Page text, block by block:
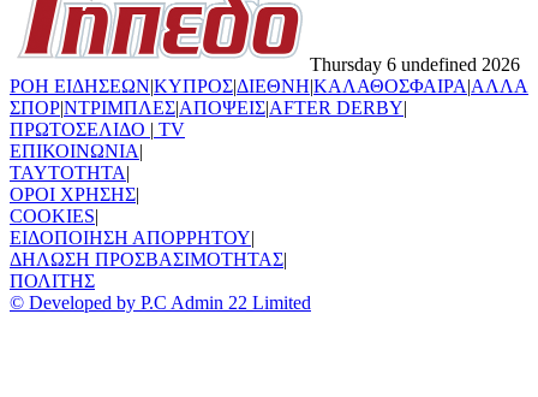
Thursday 6 undefined 2026
ΡΟΗ ΕΙΔΗΣΕΩΝ|ΚΥΠΡΟΣ|ΔΙΕΘΝΗ|ΚΑΛΑΘΟΣΦΑΙΡΑ|ΑΛΛΑ
ΣΠΟΡ|ΝΤΡΙΜΠΛΕΣ|ΑΠΟΨΕΙΣ|AFTER DERBY|
ΠΡΩΤΟΣΕΛΙΔΟ | TV
ΕΠΙΚΟΙΝΩΝΙΑ|
TAYTOTHTA|
ΟΡΟΙ ΧΡΗΣΗΣ|
COOKIES|
ΕΙΔΟΠΟΙΗΣΗ ΑΠΟΡΡΗΤΟΥ|
ΔΗΛΩΣΗ ΠΡΟΣΒΑΣΙΜΟΤΗΤΑΣ|
ΠΟΛΙΤΗΣ
© Developed by P.C Admin 22 Limited